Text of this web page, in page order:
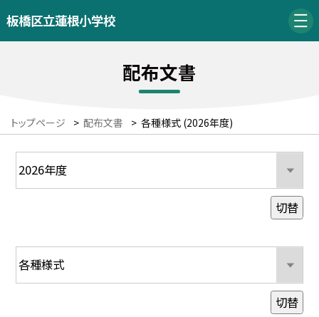
板橋区立蓮根小学校
配布文書
トップページ > 配布文書 > 各種様式 (2026年度)
切替
切替